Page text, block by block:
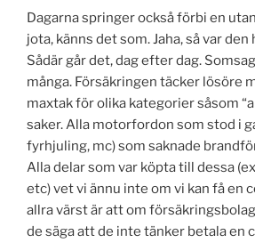
Dagarna springer också förbi en
jota, känns det som. Jaha, så var
Sådär går det, dag efter dag.
många. Försäkringen täcker lösöre
maxtak för olika kategorier såsom
saker. Alla motorfordon som stod i
fyrhjuling, mc) som saknade
Alla delar som var köpta till dessa
etc) vet vi ännu inte om vi kan få en
allra värst är att om
de säga att de inte tänker betala en